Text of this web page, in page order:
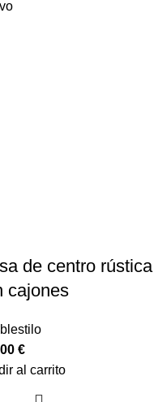
de centro rústica
cajones
€
al carrito